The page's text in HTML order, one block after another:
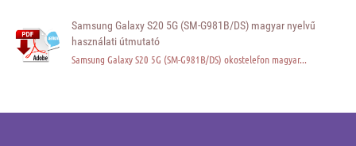
Samsung Galaxy S20 5G (SM-G981B/DS) magyar nyelvű
használati útmutató
Samsung Galaxy S20 5G (SM-G981B/DS) okostelefon magyar...